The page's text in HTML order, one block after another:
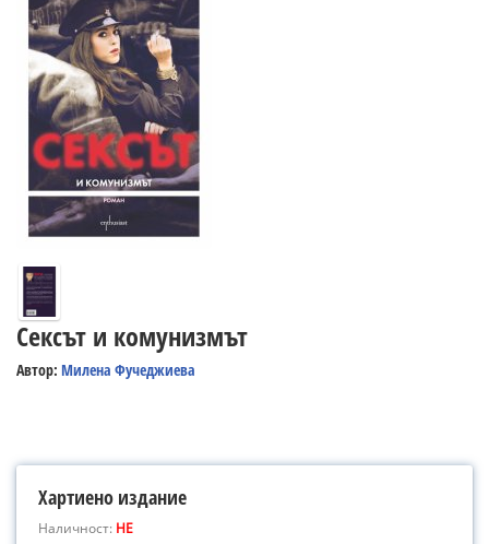
Сексът и комунизмът
Автор: Милена Фучеджиева
Хартиено издание
Наличност: НЕ